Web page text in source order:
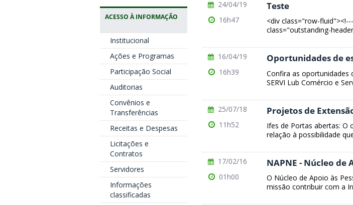
ACESSO À INFORMAÇÃO
Institucional
Ações e Programas
Participação Social
Auditorias
Convênios e
Transferências
Receitas e Despesas
Licitações e
Contratos
Servidores
Informações
classificadas
Teste
<div class="row-
class="outstanding-
24/04/19
16h47
Oportunidades de
Confira as oportunidades
SERVI Lub Comércio e
16/04/19
16h39
Projetos de
Ifes de Portas abertas: O
relação à possibilidade
25/07/18
11h52
NAPNE - Núcleo de
O Núcleo de Apoio às
missão contribuir com a
17/02/16
01h00